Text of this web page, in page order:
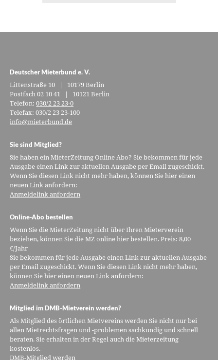
Deutscher Mieterbund e. V.
Littenstraße 10 | 10179 Berlin
Postfach 02 10 41 | 10121 Berlin
Telefon:030/2 23 23-0
Telefax: 030/2 23 23-100
info@mieterbund.de
Sie sind Mitglied?
Sie haben ein MieterZeitung Online Abo? Sie bekommen für jede
Ausgabe einen Link zur aktuellen Ausgabe per Email zugeschickt.
Wenn Sie diesen Link nicht mehr haben, können Sie hier einen
neuen Link anfordern:
Anmeldelink anfordern
Online-Abo bestellen
Wenn Sie die MieterZeitung nicht über Ihren Mieterverein
beziehen, können Sie die MZ online hier bestellen. Preis: 8,00
€/Jahr
Sie bekommen für jede Ausgabe einen Link zur aktuellen Ausgabe
per Email zugeschickt. Wenn Sie diesen Link nicht mehr haben,
können Sie hier einen neuen Link anfordern:
Anmeldelink anfordern
Mitglied im DMB-Mietverein werden?
Als Mitglied des örtlichen Mietvereins werden Sie nicht nur bei
allen Mietrechtsfragen und -problemen sachkundig und schnell
beraten. Sie erhalten in der Regel auch die Mieterzeitung
kostenlos.
DMB-Mitglied werden